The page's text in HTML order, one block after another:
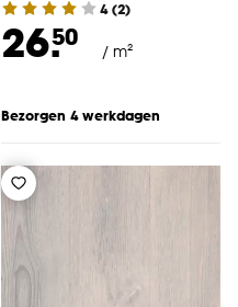
4(2)
26.50
/ m²
Bezorgen 4 werkdagen